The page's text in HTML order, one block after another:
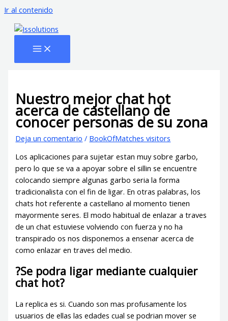
Ir al contenido
Nuestro mejor chat hot
acerca de castellano de
conocer personas de su zona
Deja un comentario / BookOfMatches visitors
Los aplicaciones para sujetar estan muy sobre garbo,
pero lo que se va a apoyar sobre el silli­n se encuentre
colocando siempre algunas garbo seri­a la forma
tradicionalista con el fin de ligar. En otras palabras, los
chats hot referente a castellano al momento tienen
mayormente seres. El modo habitual de enlazar a traves
de un chat estuviese volviendo con fuerza y no ha
transpirado os nos disponemos a ensenar acerca de
como enlazar en traves del medio.
?Se podra ligar mediante cualquier
chat hot?
La replica es si. Cuando son mas profusamente los
usuarios de ellas las edades cual se podri­an mover se